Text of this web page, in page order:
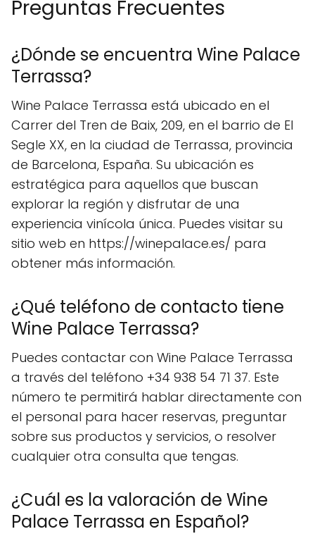
Preguntas Frecuentes
¿Dónde se encuentra Wine Palace
Terrassa?
Wine Palace Terrassa está ubicado en el
Carrer del Tren de Baix, 209, en el barrio de El
Segle XX, en la ciudad de Terrassa, provincia
de Barcelona, España. Su ubicación es
estratégica para aquellos que buscan
explorar la región y disfrutar de una
experiencia vinícola única. Puedes visitar su
sitio web en https://winepalace.es/ para
obtener más información.
¿Qué teléfono de contacto tiene
Wine Palace Terrassa?
Puedes contactar con Wine Palace Terrassa
a través del teléfono +34 938 54 71 37. Este
número te permitirá hablar directamente con
el personal para hacer reservas, preguntar
sobre sus productos y servicios, o resolver
cualquier otra consulta que tengas.
¿Cuál es la valoración de Wine
Palace Terrassa en Español?